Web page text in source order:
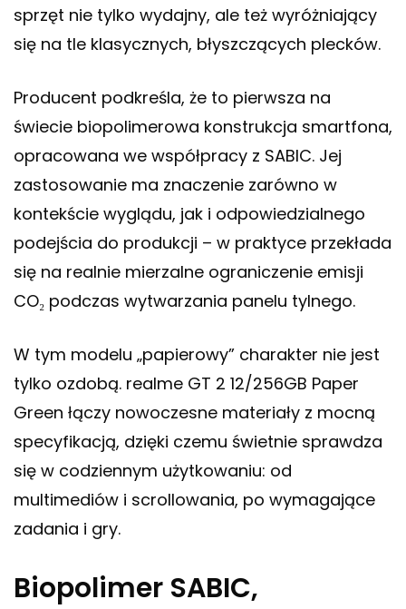
sprzęt nie tylko wydajny, ale też wyróżniający
się na tle klasycznych, błyszczących plecków.
Producent podkreśla, że to pierwsza na
świecie biopolimerowa konstrukcja smartfona,
opracowana we współpracy z SABIC. Jej
zastosowanie ma znaczenie zarówno w
kontekście wyglądu, jak i odpowiedzialnego
podejścia do produkcji – w praktyce przekłada
się na realnie mierzalne ograniczenie emisji
CO₂ podczas wytwarzania panelu tylnego.
W tym modelu „papierowy” charakter nie jest
tylko ozdobą. realme GT 2 12/256GB Paper
Green łączy nowoczesne materiały z mocną
specyfikacją, dzięki czemu świetnie sprawdza
się w codziennym użytkowaniu: od
multimediów i scrollowania, po wymagające
zadania i gry.
Biopolimer SABIC,